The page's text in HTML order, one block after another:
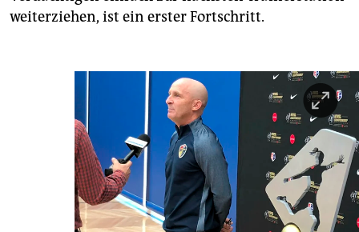
weiterziehen, ist ein erster Fortschritt.